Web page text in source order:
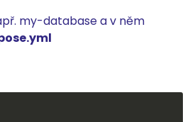
my-database a v něm